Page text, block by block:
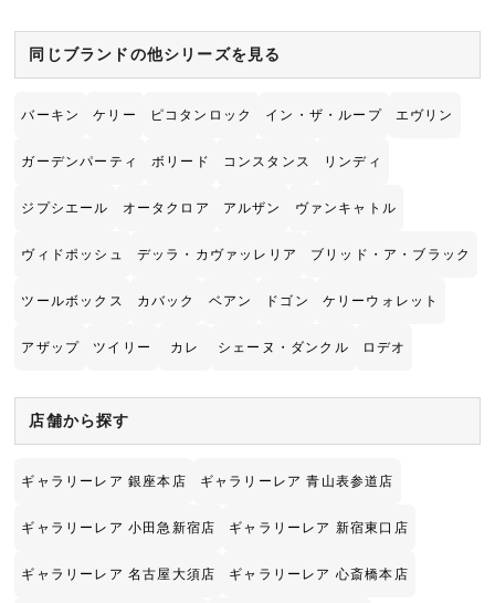
同じブランドの他シリーズを見る
バーキン ケリー ピコタンロック イン・ザ・ループ エヴリン
ガーデンパーティ ボリード コンスタンス リンディ
ジプシエール オータクロア アルザン ヴァンキャトル
ヴィドポッシュ デッラ・カヴァッレリア ブリッド・ア・ブラック
ツールボックス カバック ベアン ドゴン ケリーウォレット
アザップ ツイリー カレ シェーヌ・ダンクル ロデオ
店舗から探す
ギャラリーレア 銀座本店 ギャラリーレア 青山表参道店
ギャラリーレア 小田急新宿店 ギャラリーレア 新宿東口店
ギャラリーレア 名古屋大須店 ギャラリーレア 心斎橋本店